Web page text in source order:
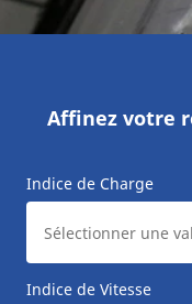
Affinez votre
Indice de Charge
Indice de Vitesse